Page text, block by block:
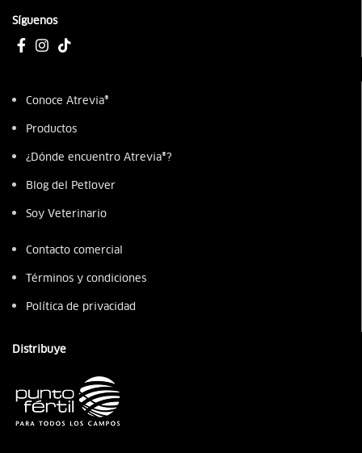
Síguenos
Conoce Atrevia®
Productos
¿Dónde encuentro Atrevia®?
Blog del Petlover
Soy Veterinario
Contacto comercial
Términos y condiciones
Política de privacidad
Distribuye